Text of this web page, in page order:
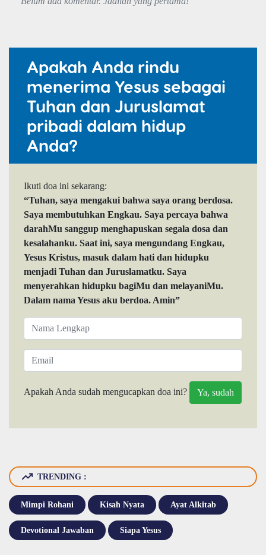
Apakah Anda rindu
menerima Yesus sebagai
Tuhan dan Juruslamat
pribadi dalam hidup
Anda?
Ikuti doa ini sekarang:
“Tuhan, saya mengakui bahwa saya orang berdosa.
Saya membutuhkan Engkau. Saya percaya bahwa
darahMu sanggup menghapuskan segala dosa dan
kesalahanku. Saat ini, saya mengundang Engkau,
Yesus Kristus, masuk dalam hati dan hidupku
menjadi Tuhan dan Juruslamatku. Saya
menyerahkan hidupku bagiMu dan melayaniMu.
Dalam nama Yesus aku berdoa. Amin”
Apakah Anda sudah mengucapkan doa ini?
TRENDING :
Mimpi Rohani Kisah Nyata Ayat Alkitab
Devotional Jawaban Siapa Yesus